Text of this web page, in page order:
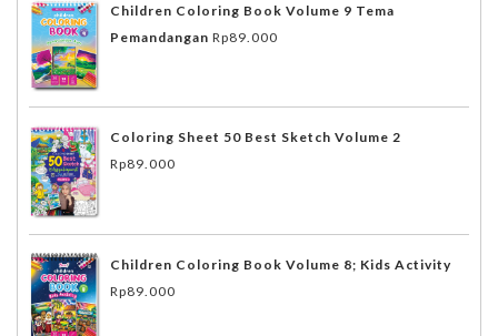
Children Coloring Book Volume 9 Tema
Pemandangan Rp89.000
Coloring Sheet 50 Best Sketch Volume 2
Rp89.000
Children Coloring Book Volume 8; Kids Activity
Rp89.000